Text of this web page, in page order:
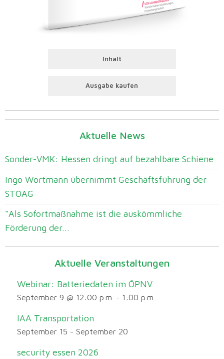
Inhalt
Ausgabe kaufen
Aktuelle News
Sonder-VMK: Hessen dringt auf bezahlbare Schiene
Ingo Wortmann übernimmt Geschäftsführung der
STOAG
“Als Sofortmaßnahme ist die auskömmliche
Förderung der...
Aktuelle Veranstaltungen
Webinar: Batteriedaten im ÖPNV
September 9 @ 12:00 p.m. - 1:00 p.m.
IAA Transportation
September 15 - September 20
security essen 2026